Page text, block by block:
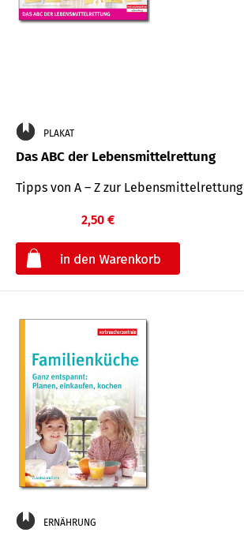
PLAKAT
Das ABC der Lebensmittelrettung
Tipps von A – Z zur Lebensmittelrettung
2,50 €
ERNÄHRUNG